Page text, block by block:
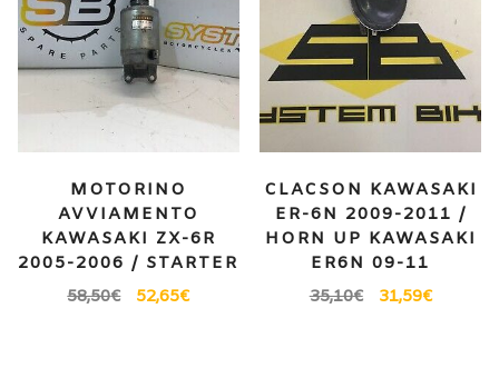
MOTORINO
AVVIAMENTO
KAWASAKI ZX-6R
2005-2006 / STARTER
58,50€ 52,65€
CLACSON KAWASAKI
ER-6N 2009-2011 /
HORN UP KAWASAKI
ER6N 09-11
35,10€ 31,59€